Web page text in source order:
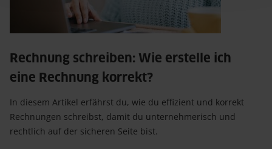
Rechnung schreiben: Wie erstelle ich
eine Rechnung korrekt?
In diesem Artikel erfährst du, wie du effizient und korrekt
Rechnungen schreibst, damit du unternehmerisch und
rechtlich auf der sicheren Seite bist.